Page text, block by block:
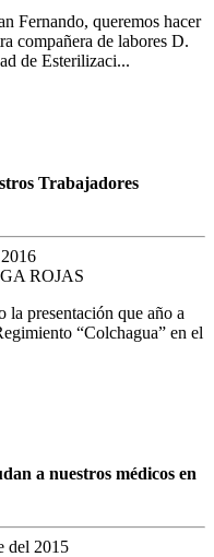
Fernando, queremos hacer
compañera de labores D.
de Esterilizaci...
Trabajadores
ROJAS
la presentación que año a
“Colchagua” en el
a nuestros médicos en
del 2015